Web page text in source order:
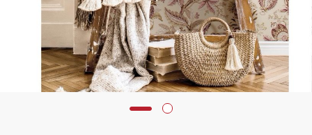
Language
0-2746-8899